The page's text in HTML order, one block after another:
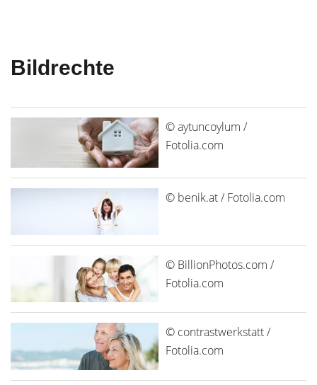
Bildrechte
© aytuncoylum /
Fotolia.com
© benik.at / Fotolia.com
© BillionPhotos.com /
Fotolia.com
© contrastwerkstatt /
Fotolia.com